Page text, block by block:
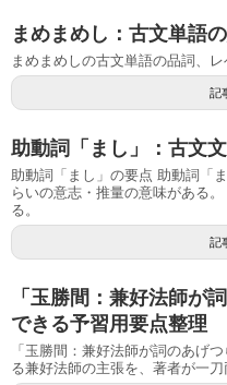
まめまめし：古文単語
まめまめしの古文単語の品詞、
記
助動詞「まし」：古文
助動詞「まし」の要点 助動詞「
らいの意志・推量の意味がある
る。
記
「玉勝間：兼好法師が
できる予習用要点整理
「玉勝間：兼好法師が詞のあげ
る兼好法師の主張を、著者が一刀